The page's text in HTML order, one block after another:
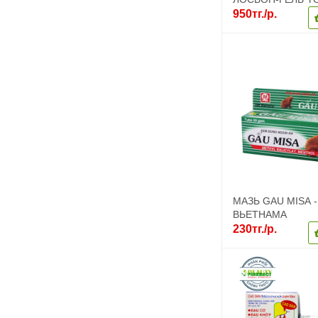
БОЛЕЙ В
СУСТАВАХ,
950тг./р.
МАЗЬ GAU MISA
ВЬЕТНАМА
230тг./р.